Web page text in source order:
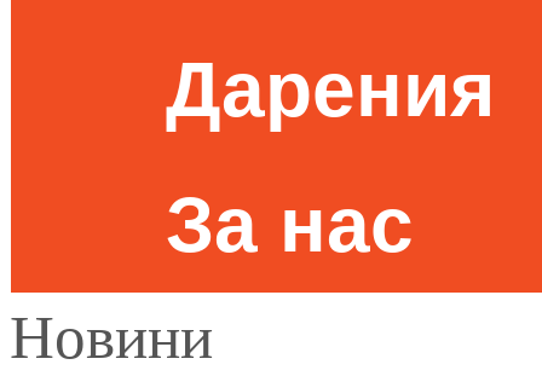
Дарения
За нас
Новини